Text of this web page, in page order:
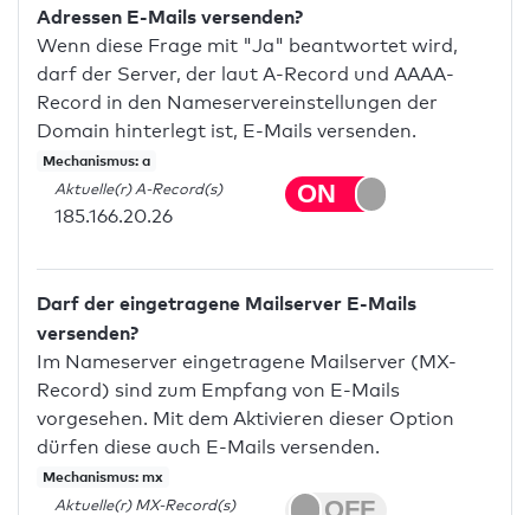
Adressen E-Mails versenden?
Wenn diese Frage mit "Ja" beantwortet wird,
darf der Server, der laut A-Record und AAAA-
Record in den Nameservereinstellungen der
Domain hinterlegt ist, E-Mails versenden.
Mechanismus: a
Aktuelle(r) A-Record(s)
185.166.20.26
Darf der eingetragene Mailserver E-Mails
versenden?
Im Nameserver eingetragene Mailserver (MX-
Record) sind zum Empfang von E-Mails
vorgesehen. Mit dem Aktivieren dieser Option
dürfen diese auch E-Mails versenden.
Mechanismus: mx
Aktuelle(r) MX-Record(s)